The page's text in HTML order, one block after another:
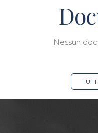
Nessun